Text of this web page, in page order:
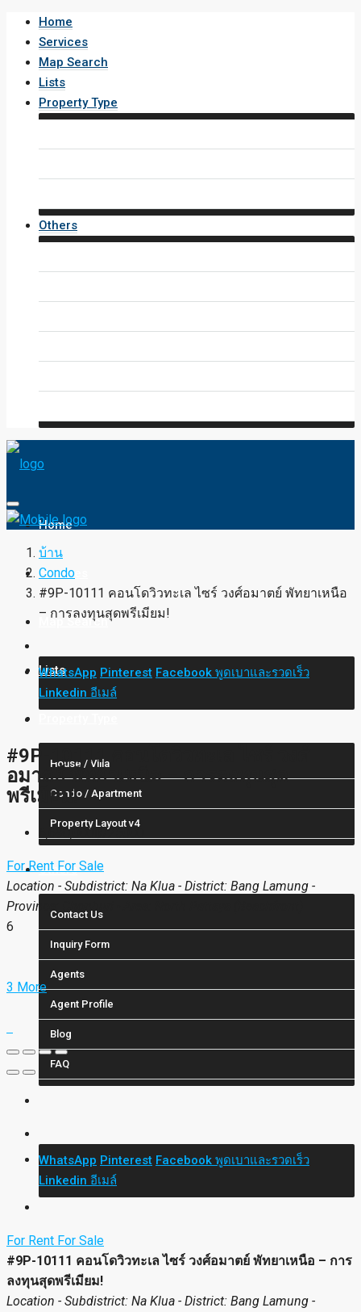
Home
Services
Map Search
Lists
Property Type
Others
Home
Services
Map Search
Lists
House / Villa
Condo / Apartment
Property Layout v4
Others
Contact Us
Inquiry Form
Agents
Agent Profile
Blog
FAQ
บ้าน
Condo
#9P-10111 คอนโดวิวทะเล ไซร์ วงศ์อมาตย์ พัทยาเหนือ
– การลงทุนสุดพรีเมียม!
WhatsApp Pinterest Facebook พูดเบาและรวดเร็ว
Linkedin อีเมล์
#9P-10111 คอนโดวิวทะเล ไซร์ วงศ์
อมาตย์ พัทยาเหนือ – การลงทุนสุด
พรีเมียม!
6,690,000฿/25000
For Rent For Sale
Location - Subdistrict: Na Klua - District: Bang Lamung -
Province: Chonburi - Area: North Pattaya (Beachfront)
6
3 More
WhatsApp Pinterest Facebook พูดเบาและรวดเร็ว
Linkedin อีเมล์
For Rent For Sale
#9P-10111 คอนโดวิวทะเล ไซร์ วงศ์อมาตย์ พัทยาเหนือ – การ
ลงทุนสุดพรีเมียม!
Location - Subdistrict: Na Klua - District: Bang Lamung -